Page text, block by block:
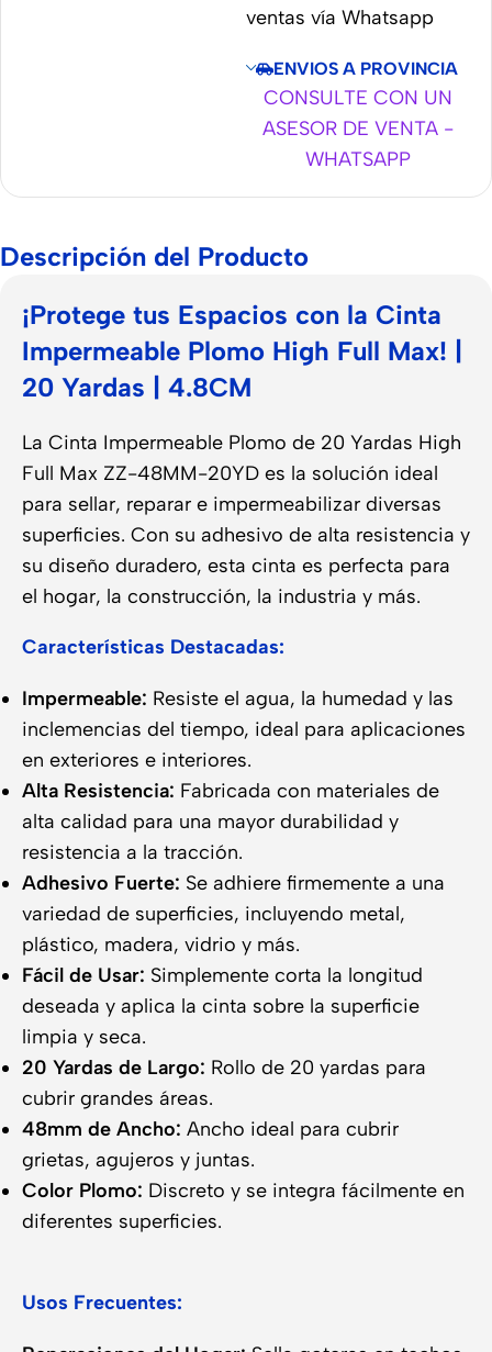
ventas vía Whatsapp
ENVIOS A PROVINCIA
CONSULTE CON UN
ASESOR DE VENTA -
WHATSAPP
Descripción del Producto
¡Protege tus Espacios con la Cinta
Impermeable Plomo High Full Max! |
20 Yardas | 4.8CM
La Cinta Impermeable Plomo de 20 Yardas High
Full Max ZZ-48MM-20YD es la solución ideal
para sellar, reparar e impermeabilizar diversas
superficies. Con su adhesivo de alta resistencia y
su diseño duradero, esta cinta es perfecta para
el hogar, la construcción, la industria y más.
Características Destacadas:
Impermeable: Resiste el agua, la humedad y las
inclemencias del tiempo, ideal para aplicaciones
en exteriores e interiores.
Alta Resistencia: Fabricada con materiales de
alta calidad para una mayor durabilidad y
resistencia a la tracción.
Adhesivo Fuerte: Se adhiere firmemente a una
variedad de superficies, incluyendo metal,
plástico, madera, vidrio y más.
Fácil de Usar: Simplemente corta la longitud
deseada y aplica la cinta sobre la superficie
limpia y seca.
20 Yardas de Largo: Rollo de 20 yardas para
cubrir grandes áreas.
48mm de Ancho: Ancho ideal para cubrir
grietas, agujeros y juntas.
Color Plomo: Discreto y se integra fácilmente en
diferentes superficies.
Usos Frecuentes: